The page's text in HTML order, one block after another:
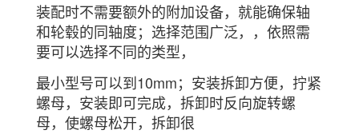
装配时不需要额外的附加设备，就能确保轴
和轮毂的同轴度；选择范围广泛，，依照需
要可以选择不同的类型，
最小型号可以到10mm；安装拆卸方便，拧紧
螺母，安装即可完成，拆卸时反向旋转螺
母，使螺母松开，拆卸很